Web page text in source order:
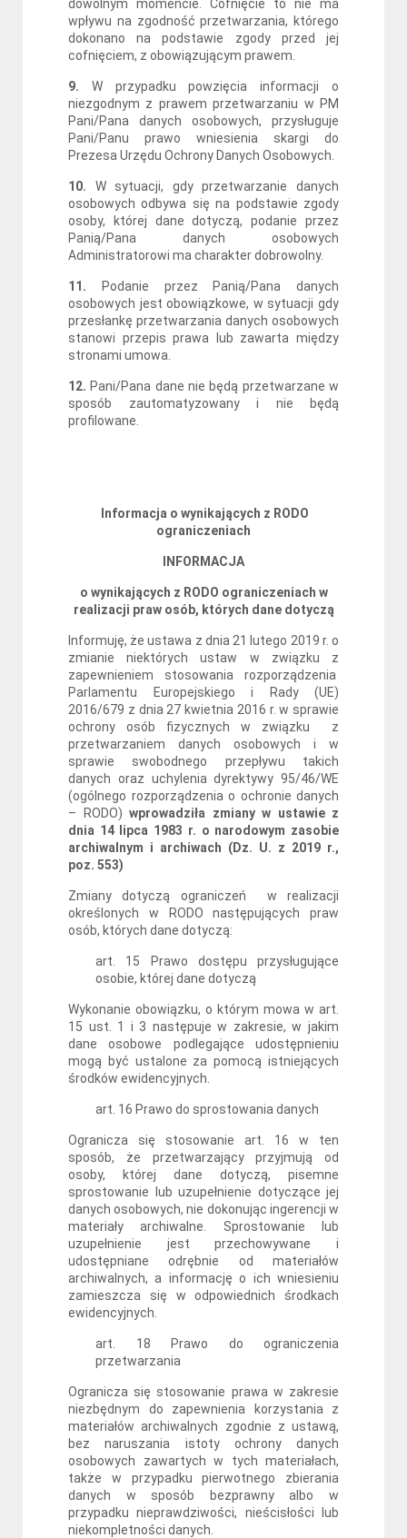
dowolnym momencie. Cofnięcie to nie ma
wpływu na zgodność przetwarzania, którego
dokonano na podstawie zgody przed jej
cofnięciem, z obowiązującym prawem.
9. W przypadku powzięcia informacji o
niezgodnym z prawem przetwarzaniu w PM
Pani/Pana danych osobowych, przysługuje
Pani/Panu prawo wniesienia skargi do
Prezesa Urzędu Ochrony Danych Osobowych.
10. W sytuacji, gdy przetwarzanie danych
osobowych odbywa się na podstawie zgody
osoby, której dane dotyczą, podanie przez
Panią/Pana danych osobowych
Administratorowi ma charakter dobrowolny.
11.
Podanie przez Panią/Pana danych
osobowych jest obowiązkowe, w sytuacji gdy
przesłankę przetwarzania danych osobowych
stanowi przepis prawa lub zawarta między
stronami umowa.
12. Pani/Pana dane nie będą przetwarzane w
sposób zautomatyzowany i nie będą
profilowane.
Informacja o wynikających z RODO
ograniczeniach
INFORMACJA
o wynikających z RODO ograniczeniach w
realizacji praw osób, których dane dotyczą
Informuję, że ustawa z dnia 21 lutego 2019 r. o
zmianie niektórych ustaw w związku z
zapewnieniem stosowania rozporządzenia
Parlamentu Europejskiego i Rady (UE)
2016/679 z dnia 27 kwietnia 2016 r. w sprawie
ochrony osób fizycznych w związku z
przetwarzaniem danych osobowych i w
sprawie swobodnego przepływu takich
danych oraz uchylenia dyrektywy 95/46/WE
(ogólnego rozporządzenia o ochronie danych
– RODO) wprowadziła zmiany w ustawie z
dnia 14 lipca 1983 r. o narodowym zasobie
archiwalnym i archiwach (Dz. U. z 2019 r.,
poz. 553)
Zmiany dotyczą ograniczeń w realizacji
określonych w RODO następujących praw
osób, których dane dotyczą:
art. 15 Prawo dostępu przysługujące
osobie, której dane dotyczą
Wykonanie obowiązku, o którym mowa w art.
15 ust. 1 i 3 następuje w zakresie, w jakim
dane osobowe podlegające udostępnieniu
mogą być ustalone za pomocą istniejących
środków ewidencyjnych.
art. 16 Prawo do sprostowania danych
Ogranicza się stosowanie art. 16 w ten
sposób, że przetwarzający przyjmują od
osoby, której dane dotyczą, pisemne
sprostowanie lub uzupełnienie dotyczące jej
danych osobowych, nie dokonując ingerencji w
materiały archiwalne. Sprostowanie lub
uzupełnienie jest przechowywane i
udostępniane odrębnie od materiałów
archiwalnych, a informację o ich wniesieniu
zamieszcza się w odpowiednich środkach
ewidencyjnych.
art. 18 Prawo do ograniczenia
przetwarzania
Ogranicza się stosowanie prawa w zakresie
niezbędnym do zapewnienia korzystania z
materiałów archiwalnych zgodnie z ustawą,
bez naruszania istoty ochrony danych
osobowych zawartych w tych materiałach,
także w przypadku pierwotnego zbierania
danych w sposób bezprawny albo w
przypadku nieprawdziwości, nieścisłości lub
niekompletności danych.